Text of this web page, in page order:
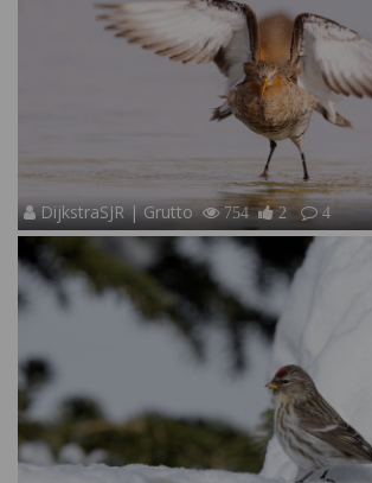
DijkstraSJR | Grutto 754 2 4